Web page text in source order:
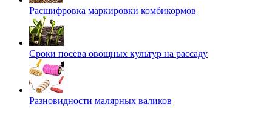
Расшифровка маркировки комбикормов
Сроки посева овощных культур на рассаду
Разновидности малярных валиков